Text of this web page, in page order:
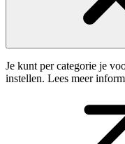
Je kunt per categorie je
instellen. Lees meer